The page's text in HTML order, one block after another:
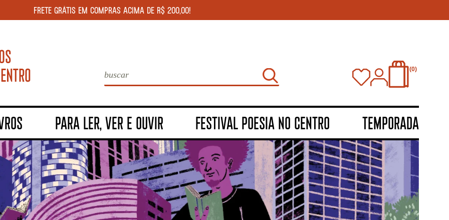
FRETE GRÁTIS EM COMPRAS ACIMA DE R$ 200,00!
0
PARA LER, VER E OUVIR FESTIVAL POESIA NO CENTRO TEMPORADA